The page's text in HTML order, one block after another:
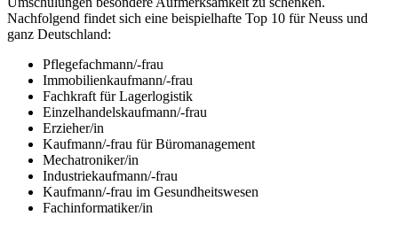
Nachfolgend findet sich eine beispielhafte Top 10 für Neuss und
ganz Deutschland:
Pflegefachmann/-frau
Immobilienkaufmann/-frau
Fachkraft für Lagerlogistik
Einzelhandelskaufmann/-frau
Erzieher/in
Kaufmann/-frau für Büromanagement
Mechatroniker/in
Industriekaufmann/-frau
Kaufmann/-frau im Gesundheitswesen
Fachinformatiker/in